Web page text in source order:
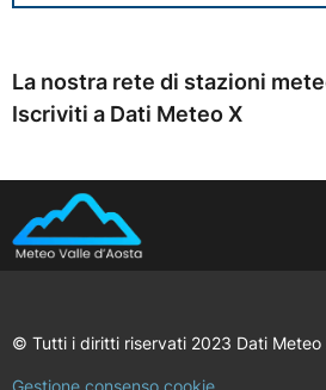
La nostra rete di stazioni
Iscriviti a Dati Meteo X
© Tutti i diritti riservati 2023 Dati Meteo
Gestione consenso cookie